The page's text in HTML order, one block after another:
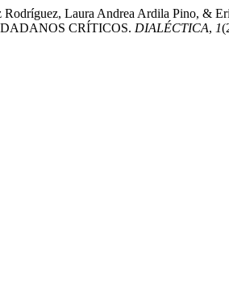
Rodríguez, Laura Andrea Ardila Pino,
CRÍTICOS. DIALÉCTICA, 1